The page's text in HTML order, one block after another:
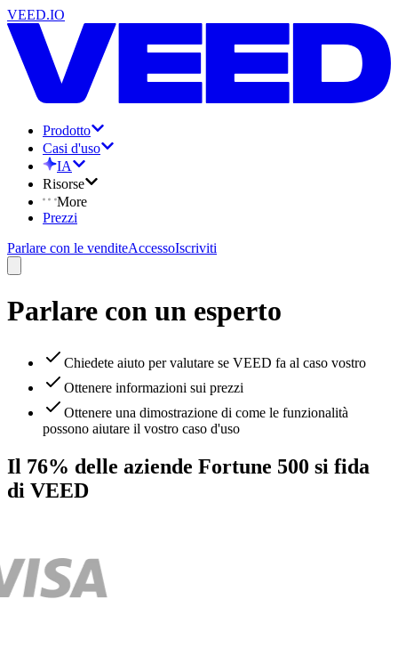
VEED.IO
Prodotto
Casi d'uso
IA
Risorse
More
Prezzi
Parlare con le venditeAccessoIscriviti
Parlare con un esperto
Chiedete aiuto per valutare se VEED fa al caso vostro
Ottenere informazioni sui prezzi
Ottenere una dimostrazione di come le funzionalità
possono aiutare il vostro caso d'uso
Il 76% delle aziende Fortune 500 si fida
di VEED